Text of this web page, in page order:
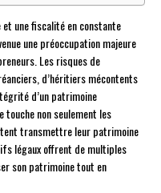
et une fiscalité en constante
une préoccupation majeure
Les risques de
d’héritiers mécontents
d’un patrimoine
non seulement les
transmettre leur patrimoine
légaux offrent de multiples
son patrimoine tout en